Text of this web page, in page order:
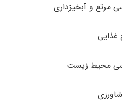
مرتع و آبخیزداری
غذایی
محیط زیست